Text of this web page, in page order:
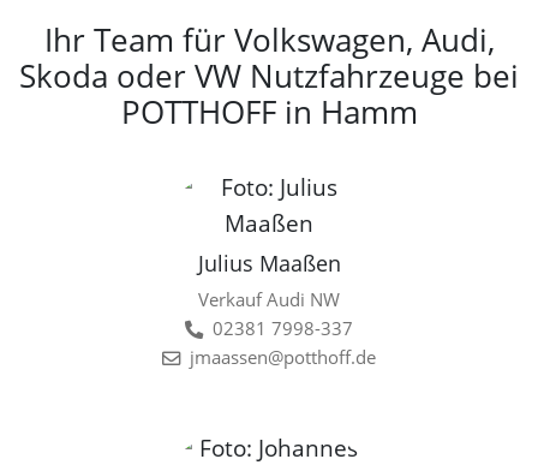
Ihr Team für Volkswagen, Audi,
Skoda oder VW Nutzfahrzeuge bei
POTTHOFF in Hamm
Julius Maaßen
Verkauf Audi NW
02381 7998-337
jmaassen@potthoff.de